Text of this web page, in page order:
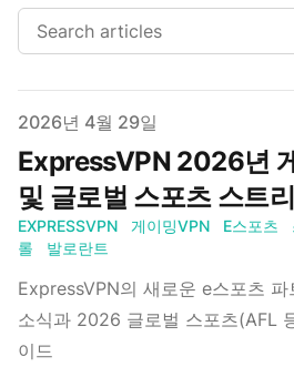
Published on
2026년 4월 29일
ExpressVPN 2026년
및 글로벌 스포츠 스트
EXPRESSVPN 게이밍VPN E스포츠
롤
발로란트
ExpressVPN의 새로운 e스포츠
소식과 2026 글로벌 스포츠(AFL
이드